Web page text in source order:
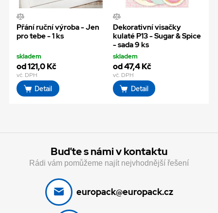
Přání ruční výroba - Jen
pro tebe - 1 ks
skladem
od 121,0 Kč
vč. DPH
Detail
Dekorativní visačky
kulaté P13 - Sugar & Spice
- sada 9 ks
skladem
od 47,4 Kč
vč. DPH
Detail
Buďte s námi v kontaktu
Rádi vám pomůžeme najít nejvhodnější řešení
europack@europack.cz